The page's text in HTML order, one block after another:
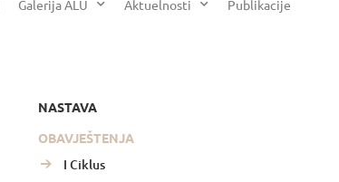
Galerija ALU Aktuelnosti Publikacije
NASTAVA
OBAVJEŠTENJA
I Ciklus